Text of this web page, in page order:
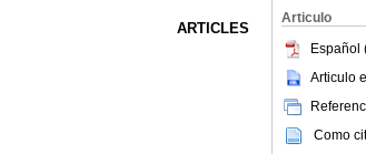
Articulo
Español
Articulo
Como
ARTICLES